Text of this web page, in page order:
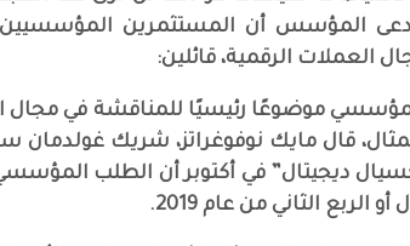
المؤسس أن المستثمرين
العملات الرقمية، قائلين:
موضوعًا رئيسيًا للمناقشة في مجال
قال مايك نوفوغراتز، شريك
ديجيتال” في أكتوبر أن الطلب
الربع الثاني من عام 2019.